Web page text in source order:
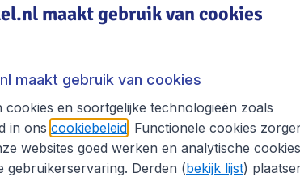
maakt gebruik van cookies
maakt gebruik van cookies
cookies en soortgelijke technologieën zoals
in ons cookiebeleid. Functionele cookies
websites goed werken en analytische cookies
gebruikerservaring. Derden (bekijk lijst)